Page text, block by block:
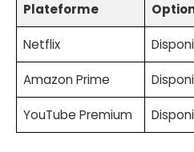
Plateforme
Netflix
Amazon Prime
YouTube Premium